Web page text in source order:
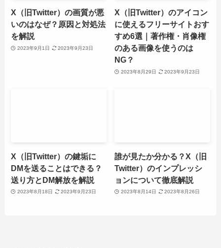
X（旧Twitter）の画質が悪
いのはなぜ？原因と対処法
を解説
2023年9月1日 2023年9月23日
X（旧Twitter）のアイコン
に使えるフリーサイトおす
すめ6選｜著作権・肖像権
のある画像を使うのは
NG？
2023年8月29日 2023年9月23日
X（旧Twitter）の鍵垢に
DMを送ることはできる？
送り方とDM解放を解説
2023年8月18日 2023年9月23日
誰が見たか分かる？X（旧
Twitter）のインプレッシ
ョンについて徹底解説
2023年8月14日 2023年8月26日